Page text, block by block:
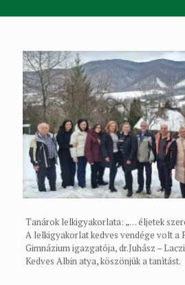
Tanárok lelkigyakorlata: „… éljetek
A lelkigyakorlat kedves vendége volt a
Gimnázium igazgatója, dr.Juhász –
Kedves Albin atya, köszönjük a tanìtást.